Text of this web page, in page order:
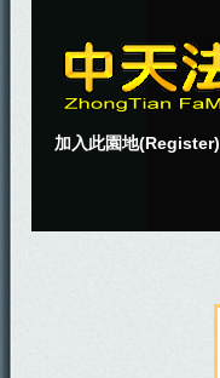
加入此園地(Register)